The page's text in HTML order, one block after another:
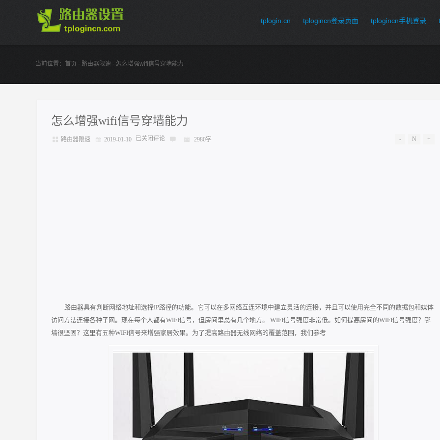
tplogin.cn tplogincn登录页面 tplogincn手机登录
当前位置： 首页 - 路由器限速 - 怎么增强wifi信号穿墙能力
怎么增强wifi信号穿墙能力
路由器限速 2019-01-10 已关闭评论 2980字 - N +
路由器具有判断网络地址和选择IP路径的功能。它可以在多网络互连环境中建立灵活的连接，并且可以使用完全不同的数据包和媒体
访问方法连接各种子网。现在每个人都有WIFI信号，但房间里总有几个地方。 WIFI信号强度非常低。如何提高房间的WIFI信号强度？哪
墙很坚固？这里有五种WIFI信号来增强家居效果。为了提高路由器无线网络的覆盖范围，我们参考